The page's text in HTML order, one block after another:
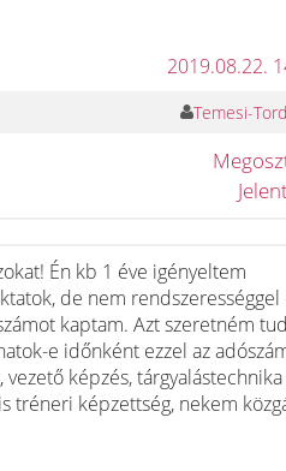
2019.08.22.
Temesi-
Én kb 1 éve igényeltem
de nem rendszerességgel
kaptam. Azt szeretném
e időnként ezzel az
képzés,
tréneri képzettség, nekem